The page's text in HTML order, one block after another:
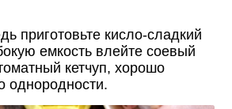
приготовьте кисло-сладкий
емкость влейте соевый
кетчуп, хорошо
однородности.